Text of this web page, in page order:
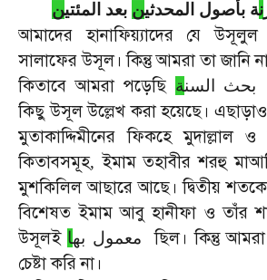
نة بأصول المحدثين بعد المئتين
আমাদের হানাফিয়্যাদের যে উসূলুল
সালাফের উসূল। কিন্তু আমরা তা জানি
কিতাবে আমরা পড়েছি بحث السنة
কিছু উসূল উল্লেখ করা হয়েছে। এছাড়াও
মুতাকাদ্দিমীনের ফিকহে মুদাল্লাল ও
কিতাবসমূহ, ইমাম তহাবীর শরহু
মুশকিলিল আছারে আছে। দ্বিতীয়
বিশেষত ইমাম আবু হানীফা ও তাঁর
উসূলই
معمول بها ছিল। কিন্তু আমরা
চেষ্টা করি না।